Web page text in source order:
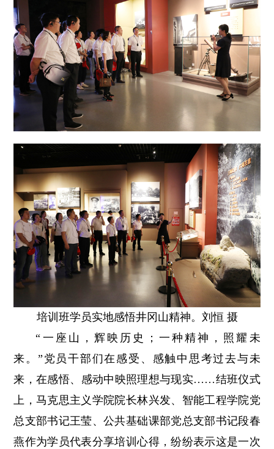
培训班学员实地感悟井冈山精神。刘恒 摄
“一座山，辉映历史；一种精神，照耀未
来。”党员干部们在感受、感触中思考过去与未
来，在感悟、感动中映照理想与现实……结班仪式
上，马克思主义学院院长林兴发、智能工程学院党
总支部书记王莹、公共基础课部党总支部书记段春
燕作为学员代表分享培训心得，纷纷表示这是一次